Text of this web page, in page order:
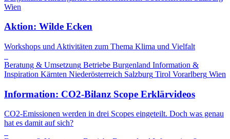
Wien
Aktion: Wilde Ecken
Workshops und Aktivitäten zum Thema Klima und Vielfalt
Beratung & Umsetzung Betriebe Burgenland Information &
Inspiration Kärnten Niederösterreich Salzburg Tirol Vorarlberg Wien
Information: CO2-Bilanz Scope Erklärvideos
CO2-Emissionen werden in drei Scopes eingeteilt. Doch was genau
hat es damit auf sich?